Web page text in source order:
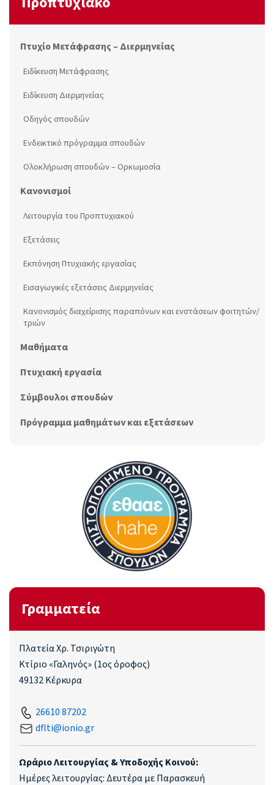
Πτυχίο Μετάφρασης – Διερμηνείας
Ειδίκευση Μετάφρασης
Ειδίκευση Διερμηνείας
Οδηγός σπουδών
Ενδεικτικό πρόγραμμα σπουδών
Ολοκλήρωση σπουδών – Ορκωμοσία
Κανονισμοί
Λειτουργία του Προπτυχιακού
Εξετάσεις
Εκπόνηση Πτυχιακής εργασίας
Εισαγωγικές εξετάσεις Διερμηνείας
Κανονισμός διαχείρισης παραπόνων και ενστάσεων φοιτητών/
τριών
Μαθήματα
Πτυχιακή εργασία
Σύμβουλοι σπουδών
Πρόγραμμα μαθημάτων και εξετάσεων
Γραμματεία
Πλατεία Χρ. Τσιριγώτη
Κτίριο «Γαληνός» (1ος όροφος)
49132 Κέρκυρα
26610 87202
dflti@ionio.gr
Ωράριο Λειτουργίας & Υποδοχής Κοινού:
Ημέρες λειτουργίας: Δευτέρα με Παρασκευή